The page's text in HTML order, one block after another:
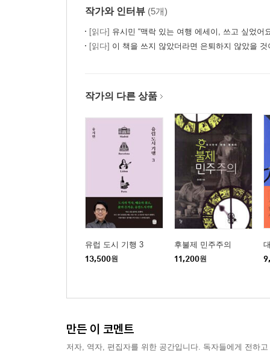
나는 영생永生이 싫다
육체와 분리된 영혼
이름 남기기
참고문헌
작가와 인터뷰 (5개)
[읽다] 유시민 “맥락 있는 여행 에세이, 쓰고 싶었어
[읽다] 이 책을 쓰지 않았더라면 은퇴하지 않았을 것
작가의 다른 상품
유럽 도시 기행 3
13,500원
후불제 민주주의
11,200원
만든 이 코멘트
저자, 역자, 편집자를 위한 공간입니다. 독자들에게 전하